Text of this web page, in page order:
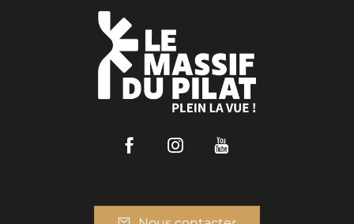
FacebookInstagram